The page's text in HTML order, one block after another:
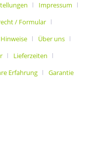
Impressum
/ Formular
Über uns
Lieferzeiten
Erfahrung Garantie